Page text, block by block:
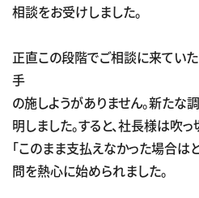
相談をお受けしました。
正直この段階でご相談に来てい
手
の施しようがありません。新た
明しました。すると、社長様は吹
「このまま支払えなかった場合は
問を熱心に始められました。